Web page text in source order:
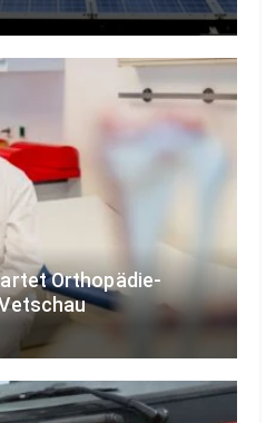
Orthopädie-